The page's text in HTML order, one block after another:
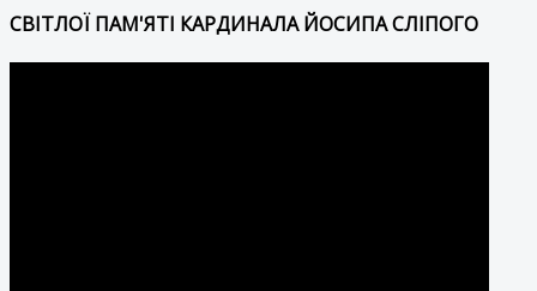
СВІТЛОЇ ПАМ'ЯТІ КАРДИНАЛА ЙОСИПА СЛІПОГО